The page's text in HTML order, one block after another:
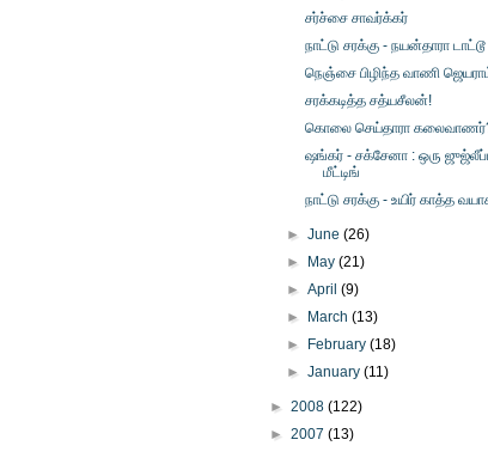
சர்ச்சை சாவர்க்கர்
நாட்டு சரக்கு - நயன்தாரா டாட்டூ
நெஞ்சை பிழிந்த வாணி
சரக்கடித்த சத்யசீலன்!
கொலை செய்தாரா
ஷங்கர் - சக்சேனா : ஒரு
மீட்டிங்
நாட்டு சரக்கு - உயிர் காத்த
►June(26)
►
May(21)
►April(9)
►
March(13)
►
February(18)
►January(11)
► 2008 (122)
► 2007 (13)